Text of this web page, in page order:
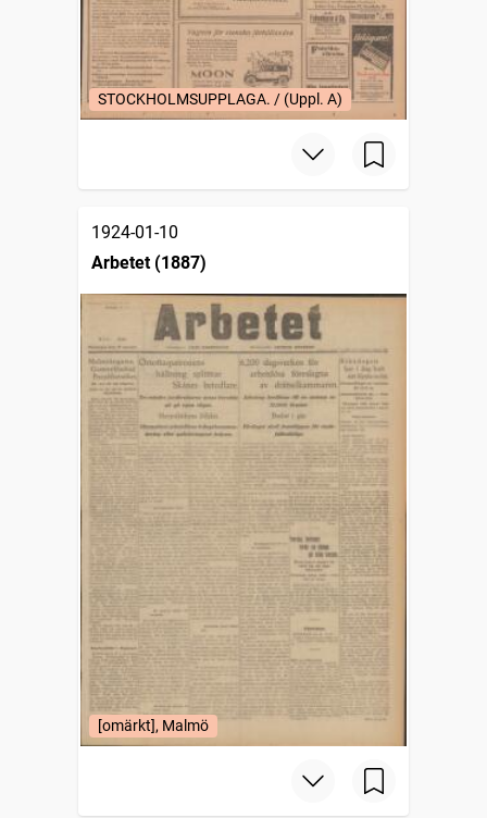
STOCKHOLMSUPPLAGA. / (Uppl. A)
1924-01-10
Arbetet (1887)
[omärkt], Malmö